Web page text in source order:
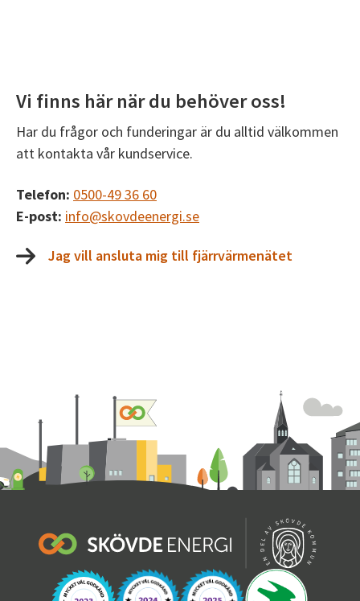
Vi finns här när du behöver oss!
Har du frågor och funderingar är du alltid välkommen
att kontakta vår kundservice.
Telefon: 0500-49 36 60
E-post: info@skovdeenergi.se
Jag vill ansluta mig till fjärrvärmenätet